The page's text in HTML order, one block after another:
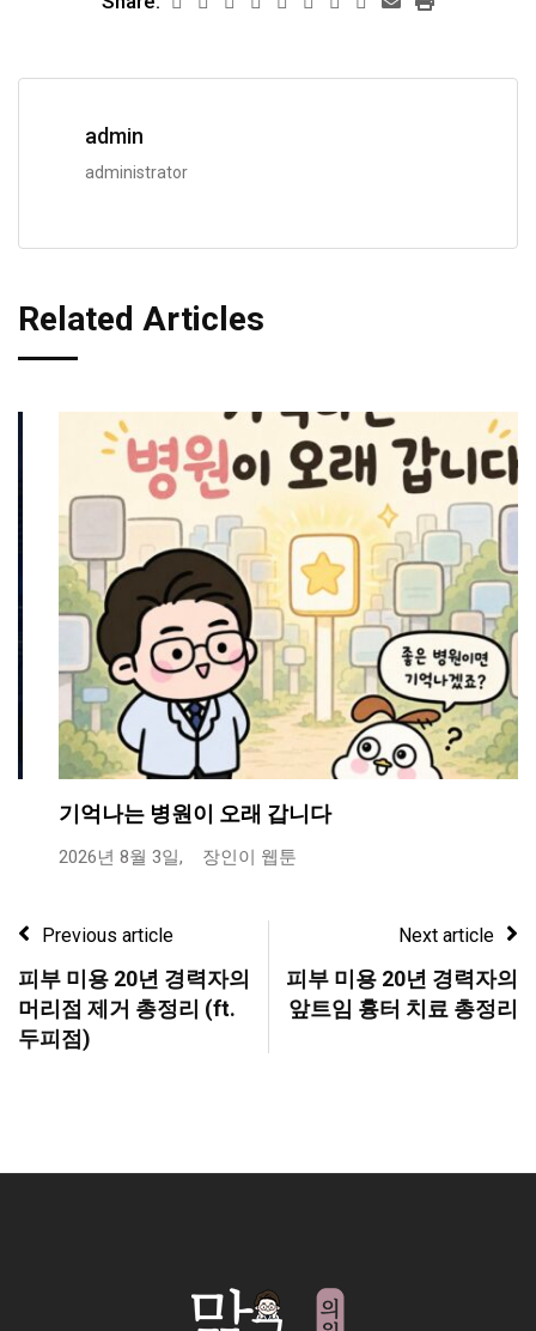
admin
administrator
Related Articles
기억나는 병원이 오래 갑니다
2026년 8월 3일, 장인이 웹툰
Previous article
피부 미용 20년 경력자의
머리점 제거 총정리 (ft.
두피점)
Next article
피부 미용 20년 경력자의
앞트임 흉터 치료 총정리